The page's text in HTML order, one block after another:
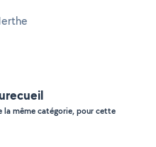
la même catégorie, pour cette